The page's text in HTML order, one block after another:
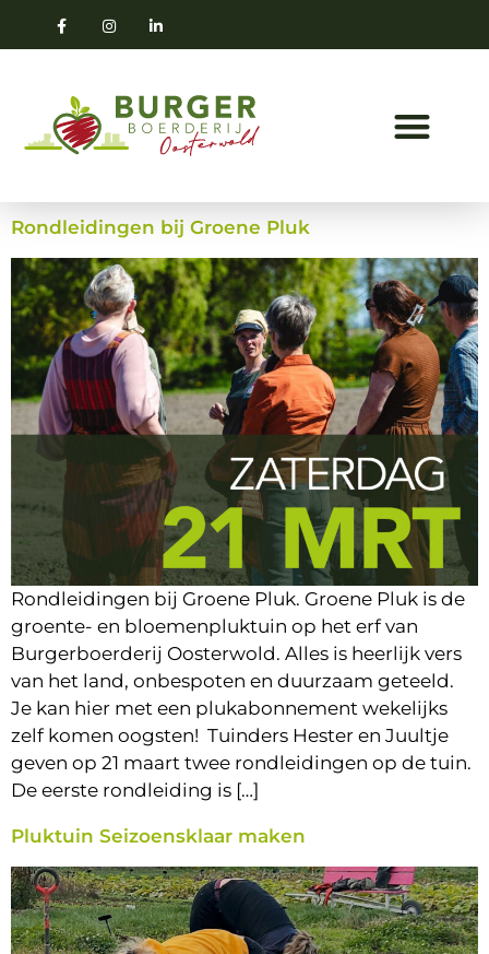
Rondleidingen bij Groene Pluk
Rondleidingen bij Groene Pluk. Groene Pluk is de
groente- en bloemenpluktuin op het erf van
Burgerboerderij Oosterwold. Alles is heerlijk vers
van het land, onbespoten en duurzaam geteeld.
Je kan hier met een plukabonnement wekelijks
zelf komen oogsten! Tuinders Hester en Juultje
geven op 21 maart twee rondleidingen op de tuin.
De eerste rondleiding is […]
Pluktuin Seizoensklaar maken